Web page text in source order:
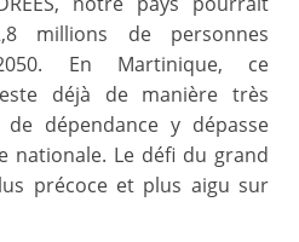
millions de personnes
En Martinique, ce
déjà de manière très
dépendance y dépasse
nationale. Le défi du grand
précoce et plus aigu sur